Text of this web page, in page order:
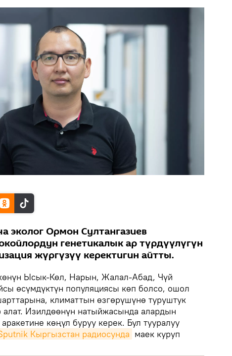
эколог Ормон Султангазиев
генетикалык ар түрдүүлүгүн
жүргүзүү керектигин айтты.
Ысык-Көл, Нарын, Жалал-Абад, Чүй
өсүмдүктүн популяциясы көп болсо, ошол
климаттын өзгөрүшүнө туруштук
алат. Изилдөөнүн натыйжасында алардын
көңүл буруу керек. Бул тууралуу
Кыргызстан радиосунда маек куруп